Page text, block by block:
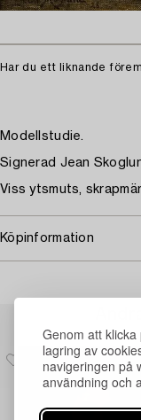
Genom att
lagring av
navigeringen på
användning och
Har du ett liknande
Modellstudie.
Signerad Jean
Viss ytsmuts,
Köpinformation